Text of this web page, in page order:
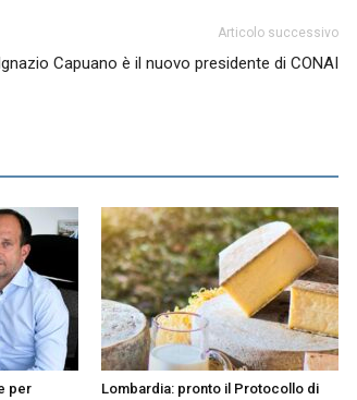
Articolo successivo
Capuano è il nuovo presidente di CONAI
per Lombardia: pronto il Protocollo di